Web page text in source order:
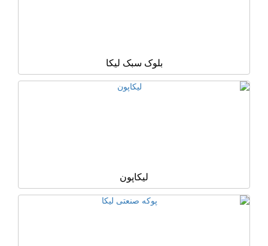
بلوک سبک لیکا
لیکاپون